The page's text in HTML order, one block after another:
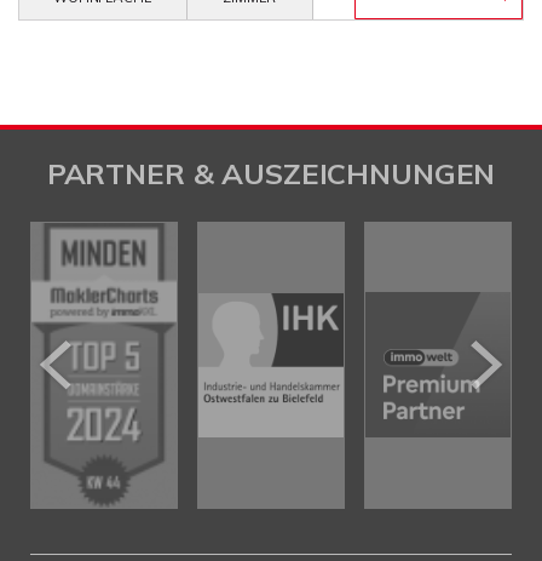
PARTNER & AUSZEICHNUNGEN